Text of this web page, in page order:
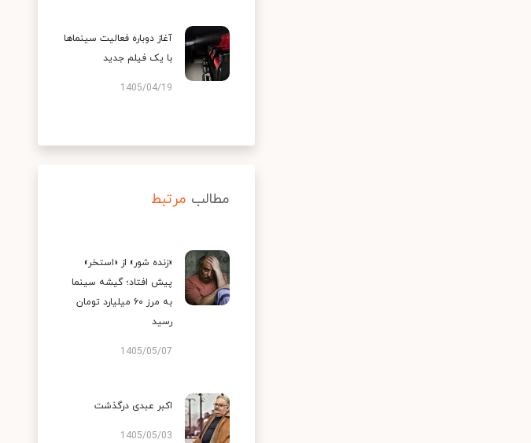
آغاز دوباره فعالیت سینماها
با یک فیلم جدید
1405/04/19
مطالب مرتبط
«زنده شور» از «استخر»
پیش افتاد؛ گیشه سینما
به مرز ۶۰ میلیارد تومان
رسید
1405/05/07
اکبر عبدی درگذشت
1405/05/03